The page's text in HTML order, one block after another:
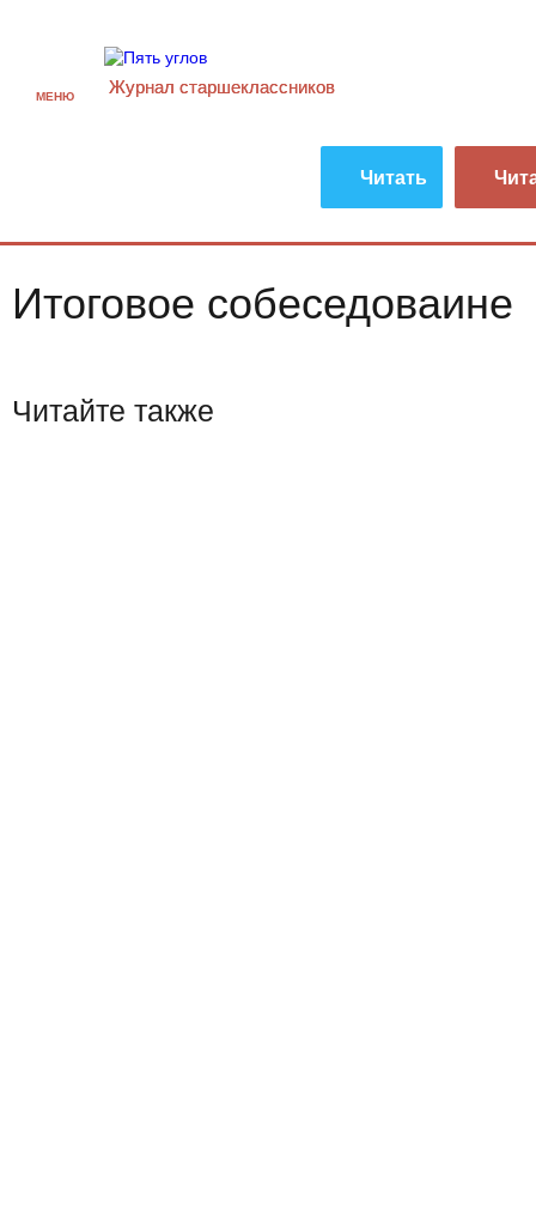
МЕНЮ Журнал старшекласcников
Читать
Итоговое собеседоваине
Читайте также